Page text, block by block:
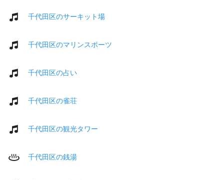
千代田区のサーキット場
千代田区のマリンスポーツ
千代田区の占い
千代田区の雀荘
千代田区の観光タワー
千代田区の銭湯